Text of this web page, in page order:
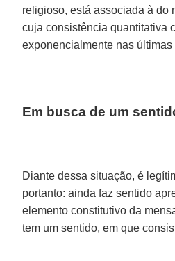
religioso, está associada à do
cuja consistência quantitativa
exponencialmente nas últimas
Em busca de um
Diante dessa situação, é
portanto: ainda faz sentido
elemento constitutivo da
tem um sentido, em que